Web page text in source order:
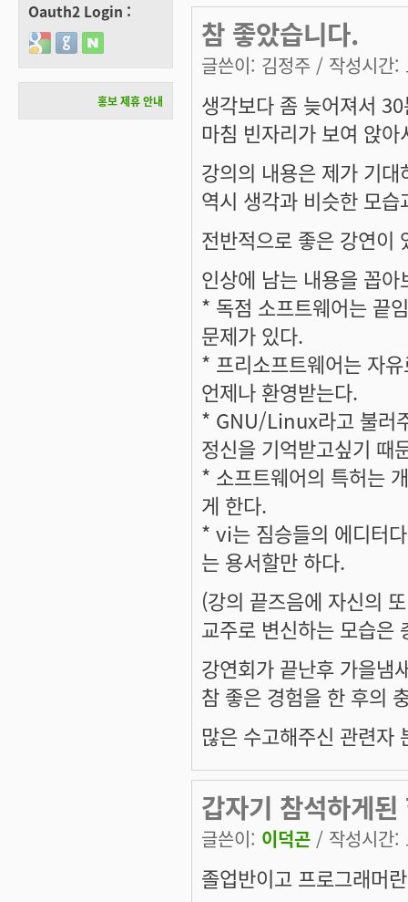
참 좋았습니다.
글쓴이: 김정주 / 작성시간
생각보다 좀 늦어져서
마침 빈자리가 보여 앉
강의의 내용은 제가 기
역시 생각과 비슷한 모
전반적으로 좋은 강연이
인상에 남는 내용을 꼽아
* 독점 소프트웨어는 끝
문제가 있다.
* 프리소프트웨어는 자
언제나 환영받는다.
* GNU/Linux라고 불러
정신을 기억받고싶기 때
* 소프트웨어의 특허는
게 한다.
* vi는 짐승들의 에디터
는 용서할만 하다.
(강의 끝즈음에 자신의
교주로 변신하는 모습은
강연회가 끝난후 가을냄
참 좋은 경험을 한 후의
많은 수고해주신 관련자
갑자기 참석하게
글쓴이: 이덕곤 / 작성시간
졸업반이고 프로그래머
Oauth2 Login :
Login with Google
Login with GitHub
Login with Naver
홍보 제휴 안내